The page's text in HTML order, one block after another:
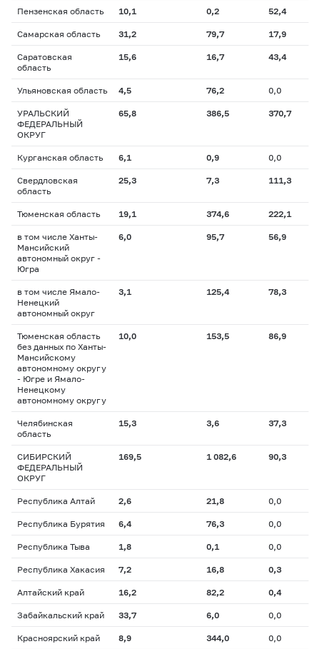
Пензенская область 10,1 0,2 52,4
Самарская область 31,2 79,7 17,9
Саратовская
область
15,6 16,7 43,4
Ульяновская область 4,5 76,2 0,0
УРАЛЬСКИЙ
ФЕДЕРАЛЬНЫЙ
ОКРУГ
65,8 386,5 370,7
Курганская область 6,1 0,9 0,0
Свердловская
область
25,3 7,3 111,3
Тюменская область 19,1 374,6 222,1
в том числе Ханты-
Мансийский
автономный округ -
Югра
6,0 95,7 56,9
в том числе Ямало-
Ненецкий
автономный округ
3,1 125,4 78,3
Тюменская область
без данных по Ханты-
Мансийскому
автономному округу
- Югре и Ямало-
Ненецкому
автономному округу
10,0 153,5 86,9
Челябинская
область
15,3 3,6 37,3
СИБИРСКИЙ
ФЕДЕРАЛЬНЫЙ
ОКРУГ
169,5 1 082,6 90,3
Республика Алтай 2,6 21,8 0,0
Республика Бурятия 6,4 76,3 0,0
Республика Тыва 1,8 0,1 0,0
Республика Хакасия 7,2 16,8 0,3
Алтайский край 16,2 82,2 0,4
Забайкальский край 33,7 6,0 0,0
Красноярский край 8,9 344,0 0,0